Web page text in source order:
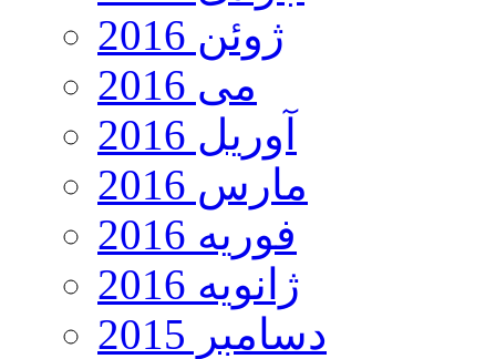
ژوئن 2016
می 2016
آوریل 2016
مارس 2016
فوریه 2016
ژانویه 2016
دسامبر 2015